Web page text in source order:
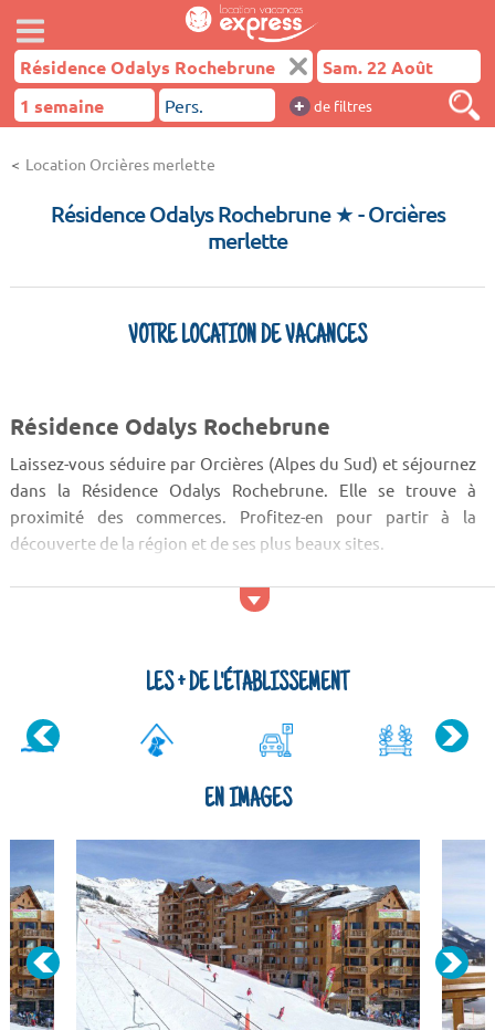
+ de filtres
Location Orcières merlette
Résidence Odalys Rochebrune ★- Orcières
merlette
VOTRE LOCATION DE VACANCES
Résidence Odalys Rochebrune
Laissez-vous séduire par Orcières (Alpes du Sud) et séjournez
dans la Résidence Odalys Rochebrune. Elle se trouve à
proximité des commerces. Profitez-en pour partir à la
découverte de la région et de ses plus beaux sites.
Résidence Odalys Rochebrune. Les clients de la Résidenc...
LES + DE L'ÉTABLISSEMENT
EN IMAGES